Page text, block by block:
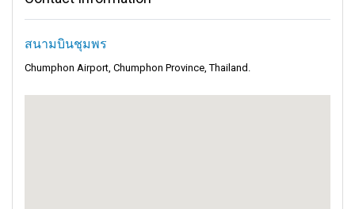
สนามบินชุมพร
Chumphon Airport, Chumphon Province, Thailand.